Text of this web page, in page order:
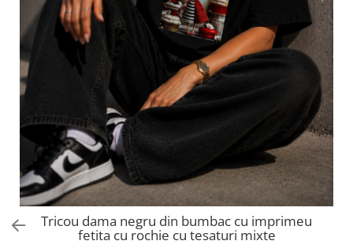
Tricouri si topuri
Rochii de eveniment
Tricou dama negru din bumbac cu imprimeu
fetita cu rochie cu tesaturi mixte